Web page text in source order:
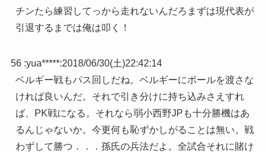
チンたら練習してっから走れないんだろまずは現代表が
引退するまでは俺は叩く！
56 :yua*****:2018/06/30(土)22:42:14
ベルギー戦もパス回しだね。ベルギーにボールを渡さな
ければ良いんだ。それで引き分けに持ち込みさえすれ
ば、PK戦になる。それなら弱小西野JPも十分勝機はあ
るんじゃないか。今更何も恥ずかしがることは無い。戦
わずして勝つ．．．孫氏の兵法だよ。全試合それに賭け